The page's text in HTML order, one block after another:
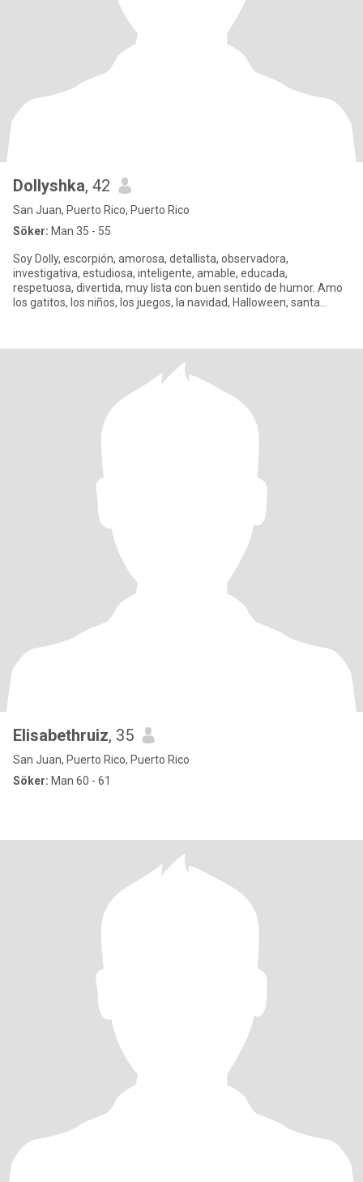
Dollyshka, 42
San Juan, Puerto Rico, Puerto Rico
Söker: Man 35 - 55
Soy Dolly, escorpión, amorosa, detallista, observadora,
investigativa, estudiosa, inteligente, amable, educada,
respetuosa, divertida, muy lista con buen sentido de humor. Amo
los gatitos, los niños, los juegos, la navidad, Halloween, santa
Elisabethruiz, 35
San Juan, Puerto Rico, Puerto Rico
Söker: Man 60 - 61